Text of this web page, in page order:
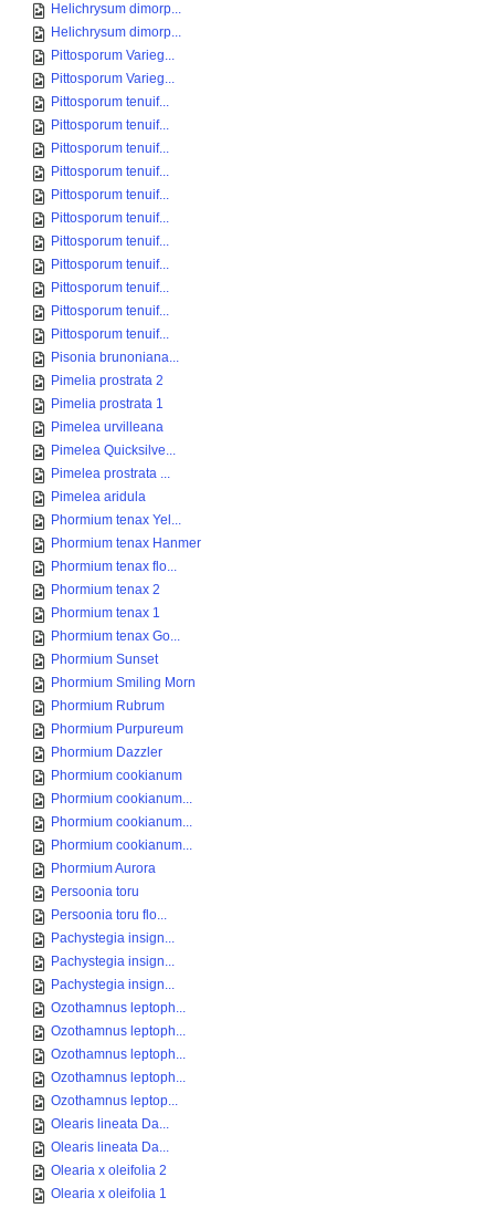
Helichrysum dimorp...
Helichrysum dimorp...
Pittosporum Varieg...
Pittosporum Varieg...
Pittosporum tenuif...
Pittosporum tenuif...
Pittosporum tenuif...
Pittosporum tenuif...
Pittosporum tenuif...
Pittosporum tenuif...
Pittosporum tenuif...
Pittosporum tenuif...
Pittosporum tenuif...
Pittosporum tenuif...
Pittosporum tenuif...
Pisonia brunoniana...
Pimelia prostrata 2
Pimelia prostrata 1
Pimelea urvilleana
Pimelea Quicksilve...
Pimelea prostrata ...
Pimelea aridula
Phormium tenax Yel...
Phormium tenax Hanmer
Phormium tenax flo...
Phormium tenax 2
Phormium tenax 1
Phormium tenax Go...
Phormium Sunset
Phormium Smiling Morn
Phormium Rubrum
Phormium Purpureum
Phormium Dazzler
Phormium cookianum
Phormium cookianum...
Phormium cookianum...
Phormium cookianum...
Phormium Aurora
Persoonia toru
Persoonia toru flo...
Pachystegia insign...
Pachystegia insign...
Pachystegia insign...
Ozothamnus leptoph...
Ozothamnus leptoph...
Ozothamnus leptoph...
Ozothamnus leptoph...
Ozothamnus leptop...
Olearis lineata Da...
Olearis lineata Da...
Olearia x oleifolia 2
Olearia x oleifolia 1